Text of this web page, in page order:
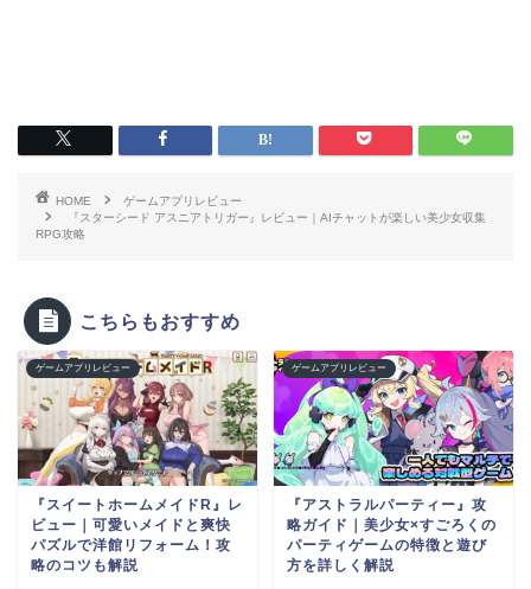
HOME
ゲームアプリレビュー
『スターシード アスニアトリガー』レビュー｜AIチャットが楽しい美少女収集
RPG攻略
こちらもおすすめ
ゲームアプリレビュー
『スイートホームメイドR』レ
ビュー｜可愛いメイドと爽快
パズルで洋館リフォーム！攻
略のコツも解説
ゲームアプリレビュー
『アストラルパーティー』攻
略ガイド｜美少女×すごろくの
パーティゲームの特徴と遊び
方を詳しく解説